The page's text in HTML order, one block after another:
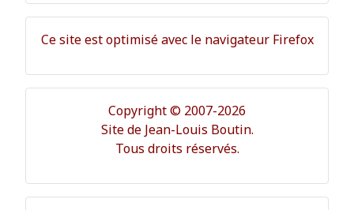
Ce site est optimisé avec le navigateur Firefox
Copyright © 2007-2026
Site de Jean-Louis Boutin.
Tous droits réservés.